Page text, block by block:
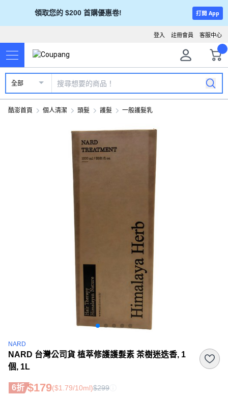
領取您的 $200 首購優惠卷! 打開 App
客服中心
註冊會員
登入
全部
酷澎首頁 個人清潔 頭髮 護髮 一般護髮乳
NARD
NARD 台灣公司貨 植萃修護護髮素 茶樹迷迭香, 1
個, 1L
6折 $179($1.79/10ml)$299